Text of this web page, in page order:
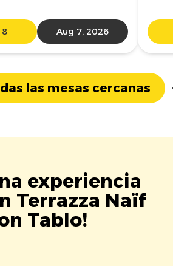
8 Aug 7, 2026
las mesas cercanas
experiencia
Terrazza Naïf
Tablo!